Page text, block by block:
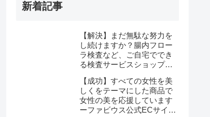
新着記事
【解決】まだ無駄な努力を
し続けますか？腸内フロー
ラ検査など、ご自宅ででき
る検査サービスショップ
ならたった1回で驚くほど
簡単に悩みが解消する事実
【成功】すべての女性を美
しくをテーマにした商品で
女性の美を応援しています
ーファビウス公式ECサイト